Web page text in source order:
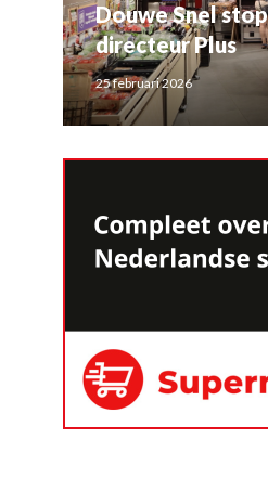
Douwe Snel
directeur Plus
25 februari 2026